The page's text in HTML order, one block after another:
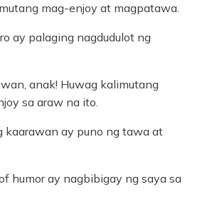
mag-enjoy at magpatawa.
ay palaging nagdudulot ng
anak! Huwag kalimutang
sa araw na ito.
kaarawan ay puno ng tawa at
humor ay nagbibigay ng saya sa